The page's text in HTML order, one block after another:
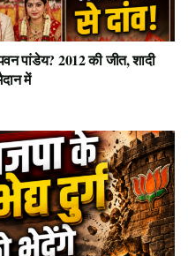
पांडेय? 2012 की जीत, शादी
में